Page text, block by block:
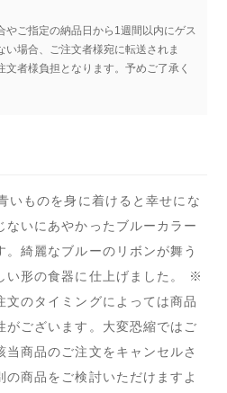
やご指定の納品日から1週間以内にゲス
い場合、ご注文者様宛に転送されま
者様負担となります。予めご了承く
いものを身に着けると幸せにな
ないにあやかったブルーカラー
綺麗なブルーのリボンが舞う
い形の食器に仕上げました。 ※
のタイミングによっては商品
がございます。大変恐縮ではご
商品のご注文をキャンセルさ
商品をご検討いただけますよ